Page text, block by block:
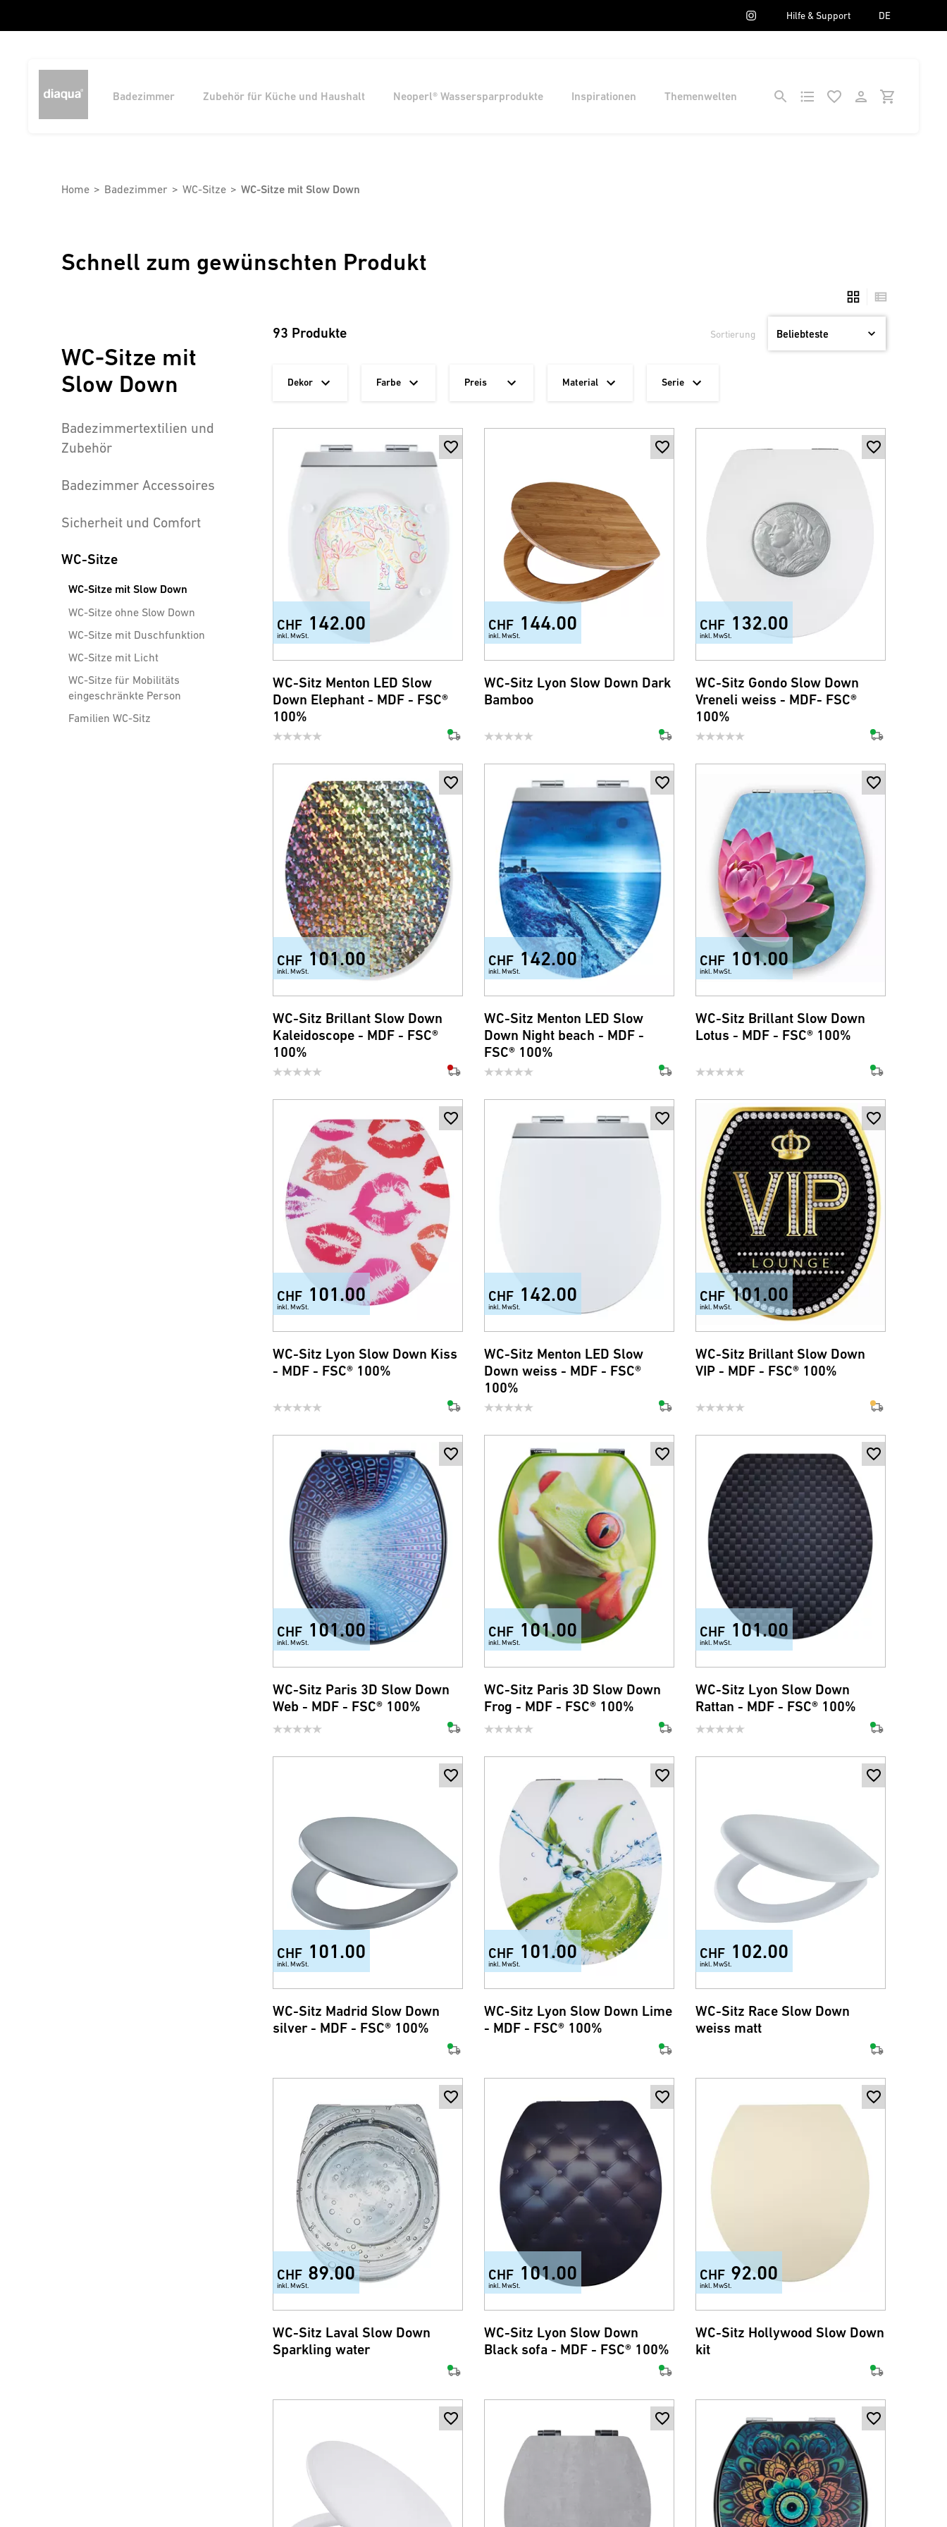
Hilfe & Support DE
Badezimmer Zubehör für Küche und Haushalt Neoperl® Wassersparprodukte Inspirationen Themenwelten
Home Badezimmer WC-Sitze WC-Sitze mit Slow Down
Schnell zum gewünschten Produkt
WC-Sitze mit
Slow Down
Badezimmertextilien und
Zubehör
Badezimmer Accessoires
Sicherheit und Comfort
WC-Sitze
WC-Sitze mit Slow Down
WC-Sitze ohne Slow Down
WC-Sitze mit Duschfunktion
WC-Sitze mit Licht
WC-Sitze für Mobilitäts
eingeschränkte Person
Familien WC-Sitz
93 Produkte Sortierung
Dekor Farbe Preis Material Serie
CHF 142.00
inkl. MwSt.
WC-Sitz Menton LED Slow
Down Elephant - MDF - FSC®
100%
CHF 144.00
inkl. MwSt.
WC-Sitz Lyon Slow Down Dark
Bamboo
CHF 132.00
inkl. MwSt.
WC-Sitz Gondo Slow Down
Vreneli weiss - MDF- FSC®
100%
CHF 101.00
inkl. MwSt.
WC-Sitz Brillant Slow Down
Kaleidoscope - MDF - FSC®
100%
CHF 142.00
inkl. MwSt.
WC-Sitz Menton LED Slow
Down Night beach - MDF -
FSC® 100%
CHF 101.00
inkl. MwSt.
WC-Sitz Brillant Slow Down
Lotus - MDF - FSC® 100%
CHF 101.00
inkl. MwSt.
WC-Sitz Lyon Slow Down Kiss
- MDF - FSC® 100%
CHF 142.00
inkl. MwSt.
WC-Sitz Menton LED Slow
Down weiss - MDF - FSC®
100%
CHF 101.00
inkl. MwSt.
WC-Sitz Brillant Slow Down
VIP - MDF - FSC® 100%
CHF 101.00
inkl. MwSt.
WC-Sitz Paris 3D Slow Down
Web - MDF - FSC® 100%
CHF 101.00
inkl. MwSt.
WC-Sitz Paris 3D Slow Down
Frog - MDF - FSC® 100%
CHF 101.00
inkl. MwSt.
WC-Sitz Lyon Slow Down
Rattan - MDF - FSC® 100%
CHF 101.00
inkl. MwSt.
WC-Sitz Madrid Slow Down
silver - MDF - FSC® 100%
CHF 101.00
inkl. MwSt.
WC-Sitz Lyon Slow Down Lime
- MDF - FSC® 100%
CHF 102.00
inkl. MwSt.
WC-Sitz Race Slow Down
weiss matt
CHF 89.00
inkl. MwSt.
WC-Sitz Laval Slow Down
Sparkling water
CHF 101.00
inkl. MwSt.
WC-Sitz Lyon Slow Down
Black sofa - MDF - FSC® 100%
+7
CHF 92.00
inkl. MwSt.
WC-Sitz Hollywood Slow Down
kit